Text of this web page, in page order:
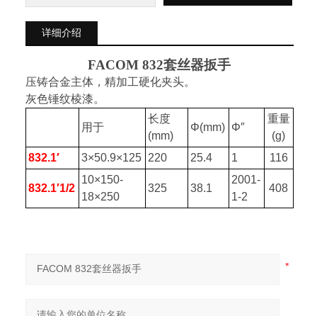
详细介绍
FACOM 832套丝器扳手
压铸合金主体，精加工硬化夹头。
灰色锤纹棱漆。
用于
长度
(mm)
Φ(mm) Φ″
重量
(g)
832.1′ 3×50.9×125 220 25.4 1 116
832.1′1/2
10×150-
18×250
325 38.1
2001-
1-2
408